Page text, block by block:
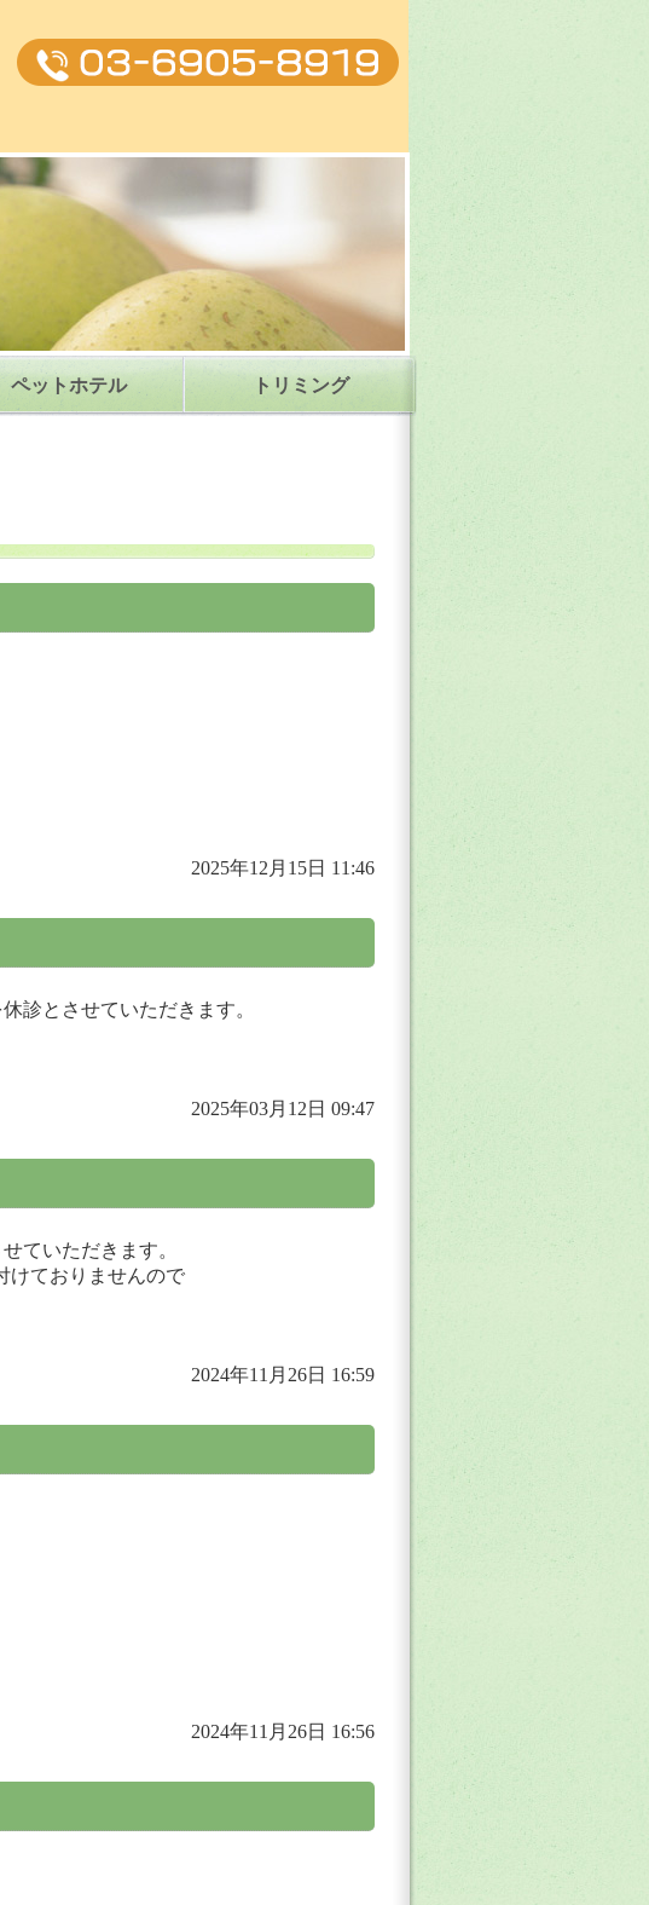
ペットホテル トリミング
2025年12月15日 11:46
診とさせていただきます。
2025年03月12日 09:47
ていただきます。
けておりませんので
2024年11月26日 16:59
2024年11月26日 16:56